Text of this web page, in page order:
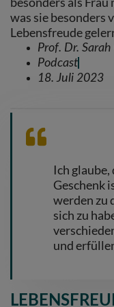
was sie besonders
Lebensfreude
Prof. Dr.
Podcast
18. Juli 2023
Ich glaube,
Geschenk
werden zu
sich zu
und